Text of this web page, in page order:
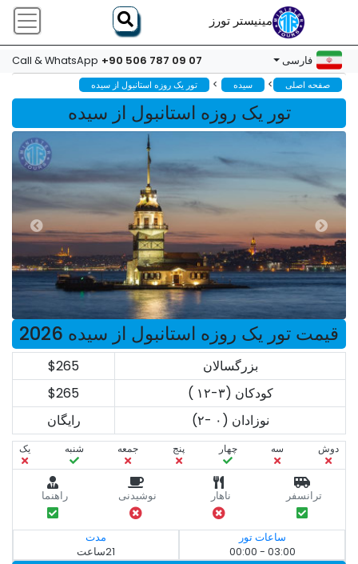
مینیستر تورز
فارسی Call & WhatsApp +90 506 787 09 07
صفحه اصلی > سیده > تور یک روزه استانبول از سیده
تور یک روزه استانبول از سیده
قیمت تور یک روزه استانبول از سیده 2026
بزرگسالان
$265
کودکان (۳-۱۲ )
$265
نوزادان (۰ -۲)
رایگان
دوش سه‌ چهار پنج جمعه شنبه یک
ترانسفر ناهار نوشیدنی راهنما
ساعات تور
03:00 - 00:00
مدت
21ساعت